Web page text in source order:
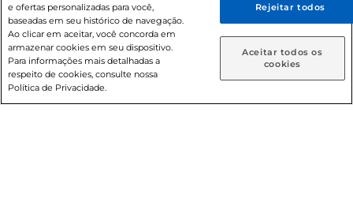
Caso queira comprar online, informe como deseja receber
suas compras:
Entrega em casa Retire em Loja
© 2026 Copyright. Todos os direitos
reservados Prezunic.
e ofertas personalizadas para você,
baseadas em seu histórico de navegação.
Ao clicar em aceitar, você concorda em
armazenar cookies em seu dispositivo.
Para informações mais detalhadas a
respeito de cookies, consulte nossa
Política de Privacidade.
Rejeitar todos
Aceitar todos os
cookies